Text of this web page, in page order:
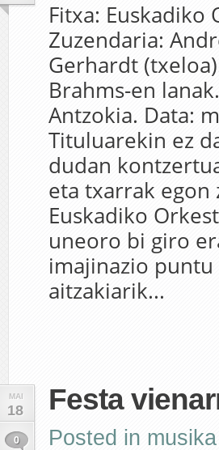
Fitxa: Euskadiko
Zuzendaria:
Gerhardt
Brahms-en
Antzokia. Data:
Tituluarekin ez
dudan
eta txarrak egon
Euskadiko
uneoro bi giro
imajinazio
aitzakiarik...
MAI
18
0
Festa
Posted in